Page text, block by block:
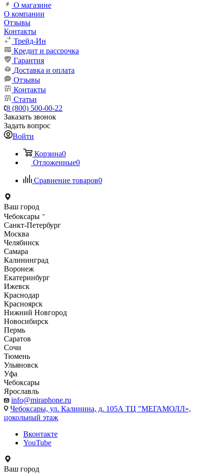
О магазине
О компании
Отзывы
Контакты
Трейд-Ин
Кредит и рассрочка
Гарантия
Доставка и оплата
Отзывы
Контакты
Статьи
8 (800) 500-00-22
Заказать звонок
Задать вопрос
Войти
Корзина0
Отложенные0
Сравнение товаров0
Ваш город
Чебоксары
Санкт-Петербург
Москва
Челябинск
Самара
Калининград
Воронеж
Екатеринбург
Ижевск
Краснодар
Красноярск
Нижний Новгород
Новосибирск
Пермь
Саратов
Сочи
Тюмень
Ульяновск
Уфа
Чебоксары
Ярославль
info@miraphone.ru
Чебоксары, ул. Калинина, д. 105А ТЦ "МЕГАМОЛЛ»,
цокольный этаж
Вконтакте
YouTube
Ваш город